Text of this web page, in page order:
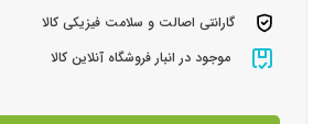
گارانتی اصالت و سلامت فیزیکی کالا
موجود در انبار فروشگاه آنلاین کالا